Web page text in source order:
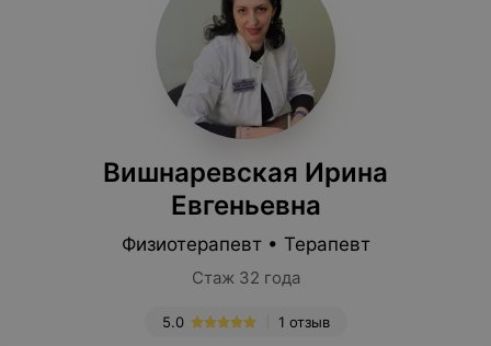
Вишнаревская Ирина
Евгеньевна
Физиотерапевт • Терапевт
Стаж 32 года
1 отзыв
5.0